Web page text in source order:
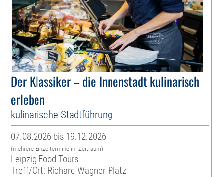
Der Klassiker – die Innenstadt kulinarisch
erleben
kulinarische Stadtführung
07.08.2026 bis 19.12.2026
(mehrere Einzeltermine im Zeitraum)
Leipzig Food Tours
Treff/Ort: Richard-Wagner-Platz